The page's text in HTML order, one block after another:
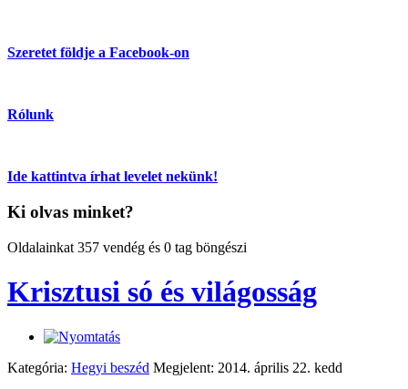
Szeretet földje a Facebook-on
Rólunk
Ide kattintva írhat levelet nekünk!
Ki olvas minket?
Oldalainkat 357 vendég és 0 tag böngészi
Krisztusi só és világosság
Kategória: Hegyi beszéd Megjelent: 2014. április 22. kedd